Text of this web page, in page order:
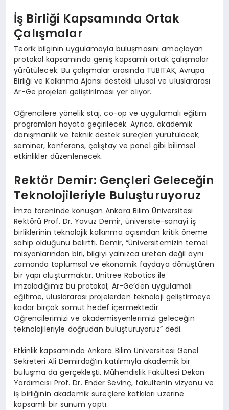
İş Birliği Kapsamında Ortak
Çalışmalar
Teorik bilginin uygulamayla buluşmasını amaçlayan
protokol kapsamında geniş kapsamlı ortak çalışmalar
yürütülecek. Bu çalışmalar arasında TÜBİTAK, Avrupa
Birliği ve Kalkınma Ajansı destekli ulusal ve uluslararası
Ar-Ge projeleri geliştirilmesi yer alıyor.
Öğrencilere yönelik staj, co-op ve uygulamalı eğitim
programları hayata geçirilecek. Ayrıca, akademik
danışmanlık ve teknik destek süreçleri yürütülecek;
seminer, konferans, çalıştay ve panel gibi bilimsel
etkinlikler düzenlenecek.
Rektör Demir: Gençleri Geleceğin
Teknolojileriyle Buluşturuyoruz
İmza töreninde konuşan Ankara Bilim Üniversitesi
Rektörü Prof. Dr. Yavuz Demir, üniversite-sanayi iş
birliklerinin teknolojik kalkınma açısından kritik öneme
sahip olduğunu belirtti. Demir, “Üniversitemizin temel
misyonlarından biri, bilgiyi yalnızca üreten değil aynı
zamanda toplumsal ve ekonomik faydaya dönüştüren
bir yapı oluşturmaktır. Unitree Robotics ile
imzaladığımız bu protokol; Ar-Ge’den uygulamalı
eğitime, uluslararası projelerden teknoloji geliştirmeye
kadar birçok somut hedef içermektedir.
Öğrencilerimizi ve akademisyenlerimizi geleceğin
teknolojileriyle doğrudan buluşturuyoruz” dedi.
Etkinlik kapsamında Ankara Bilim Üniversitesi Genel
Sekreteri Ali Demirdağ’ın katılımıyla akademik bir
buluşma da gerçekleşti. Mühendislik Fakültesi Dekan
Yardımcısı Prof. Dr. Ender Sevinç, fakültenin vizyonu ve
iş birliğinin akademik süreçlere katkıları üzerine
kapsamlı bir sunum yaptı.